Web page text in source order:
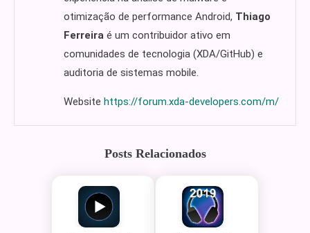
otimização de performance Android, Thiago
Ferreira é um contribuidor ativo em
comunidades de tecnologia (XDA/GitHub) e
auditoria de sistemas mobile.
Website https://forum.xda-developers.com/m/
Posts Relacionados